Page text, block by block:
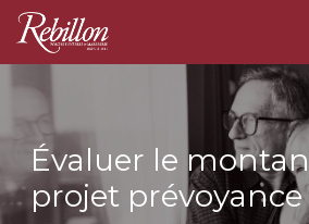
Évaluer le
projet prévoyance